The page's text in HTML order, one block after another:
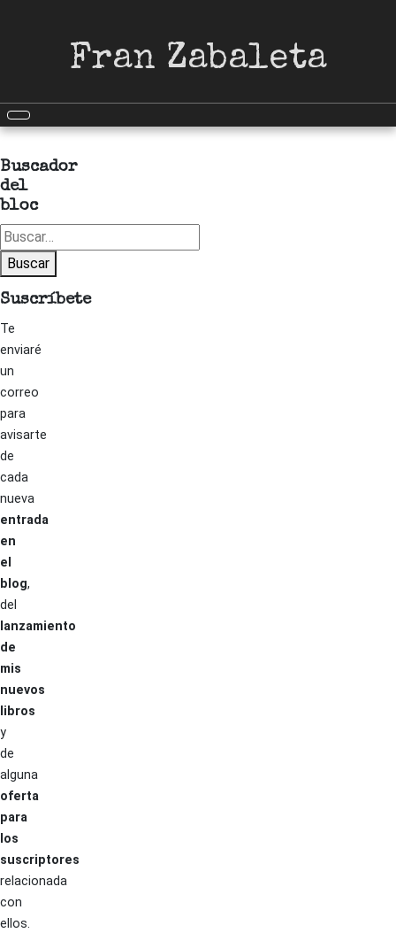
Fran Zabaleta
Buscador
del
bloc
Buscar
Buscar
Suscríbete
Te
enviaré
un
correo
para
avisarte
de
cada
nueva
entrada
en
el
blog,
del
lanzamiento
de
mis
nuevos
libros
y
de
alguna
oferta
para
los
suscriptores
relacionada
con
ellos.